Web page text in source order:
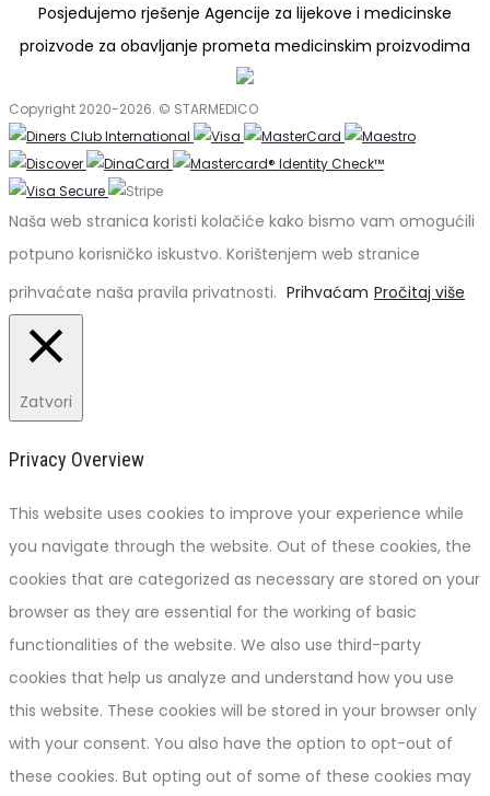
Posjedujemo rješenje Agencije za lijekove i medicinske
proizvode za obavljanje prometa medicinskim proizvodima
Copyright 2020-2026. © STARMEDICO
Naša web stranica koristi kolačiće kako bismo vam omogućili
potpuno korisničko iskustvo. Korištenjem web stranice
prihvaćate naša pravila privatnosti. Prihvaćam Pročitaj više
Zatvori
Privacy Overview
This website uses cookies to improve your experience while
you navigate through the website. Out of these cookies, the
cookies that are categorized as necessary are stored on your
browser as they are essential for the working of basic
functionalities of the website. We also use third-party
cookies that help us analyze and understand how you use
this website. These cookies will be stored in your browser only
with your consent. You also have the option to opt-out of
these cookies. But opting out of some of these cookies may